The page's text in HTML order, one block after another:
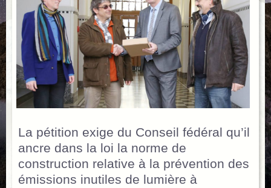
La pétition exige du Conseil fédéral qu’il
ancre dans la loi la norme de
construction relative à la prévention des
émissions inutiles de lumière à